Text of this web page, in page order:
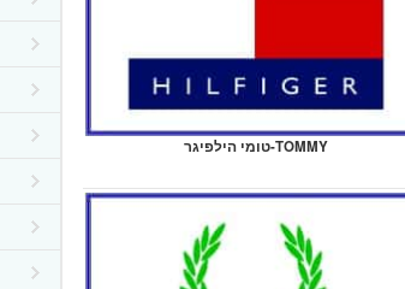
טומי הילפיגר-TOMMY